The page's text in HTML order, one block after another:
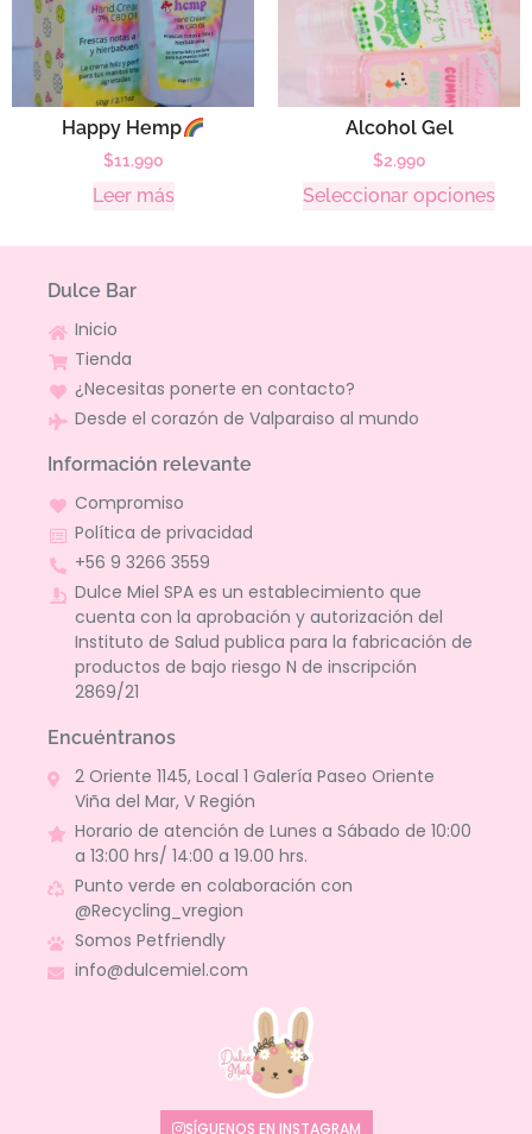
Happy Hemp
$11.990
Leer más
Alcohol Gel
$2.990
Seleccionar opciones
Dulce Bar
Inicio
Tienda
¿Necesitas ponerte en contacto?
Desde el corazón de Valparaiso al mundo
Información relevante
Compromiso
Política de privacidad
+56 9 3266 3559
Dulce Miel SPA es un establecimiento que
cuenta con la aprobación y autorización del
Instituto de Salud publica para la fabricación de
productos de bajo riesgo N de inscripción
2869/21
Encuéntranos
2 Oriente 1145, Local 1 Galería Paseo Oriente
Viña del Mar, V Región
Horario de atención de Lunes a Sábado de 10:00
a 13:00 hrs/ 14:00 a 19.00 hrs.
Punto verde en colaboración con
@Recycling_vregion
Somos Petfriendly
info@dulcemiel.com
SÍGUENOS EN INSTAGRAM